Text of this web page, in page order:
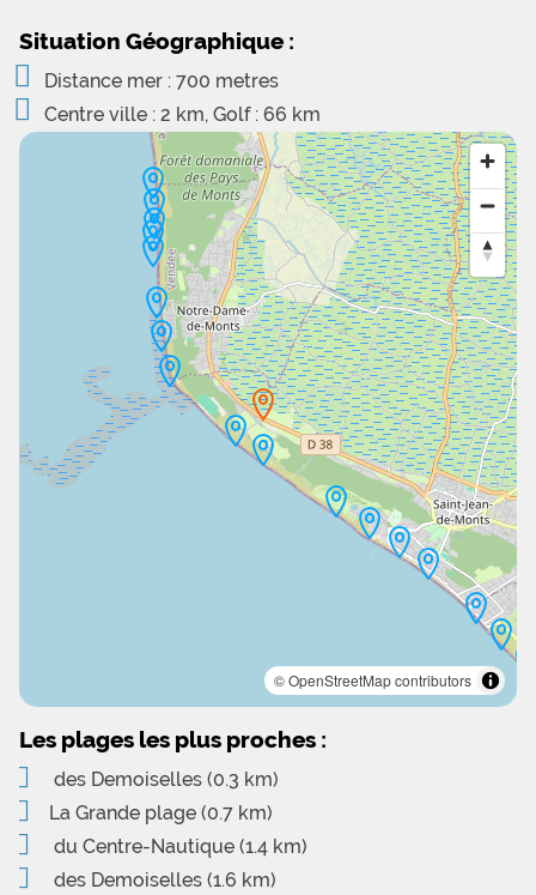
Situation Géographique :
Distance mer : 700 metres
Centre ville : 2 km, Golf : 66 km
© OpenStreetMap contributors
Les plages les plus proches :
des Demoiselles (0.3 km)
La Grande plage (0.7 km)
du Centre-Nautique (1.4 km)
des Demoiselles (1.6 km)